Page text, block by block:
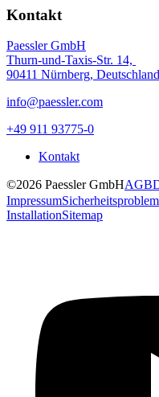
Kontakt
Paessler GmbH
Thurn-und-Taxis-Str. 14,
90411 Nürnberg, Deutschland
info@paessler.com
+49 911 93775-0
Kontakt
©2026 Paessler GmbHAGB
Impressum
InstallationSitemap